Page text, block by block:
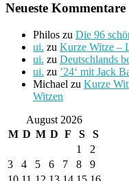
Neueste Kommentare
Philos zu Die 96
ui. zu Kurze Witze –
ui. zu Deutschlands
ui. zu ’24‘ mit Jack
Michael zu Kurze
Witzen
August 2026
M D M D F S
S
1
2
3
4 5 6 7 8
9